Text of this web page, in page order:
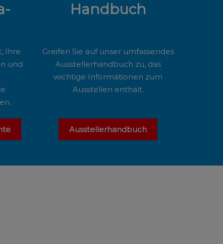
Ihre
und
Handbuch
Greifen Sie auf unser umfassendes
Ausstellerhandbuch zu, das
wichtige Informationen zum
Ausstellen enthält.
Ausstellerhandbuch